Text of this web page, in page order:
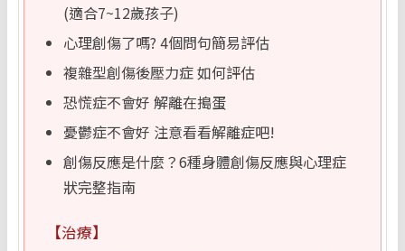
(適合7~12歲孩子)
心理創傷了嗎? 4個問句簡易評估
複雜型創傷後壓力症 如何評估
恐慌症不會好 解離在搗蛋
憂鬱症不會好 注意看看解離症吧!
創傷反應是什麼？6種身體創傷反應與心理症
狀完整指南
【治療】